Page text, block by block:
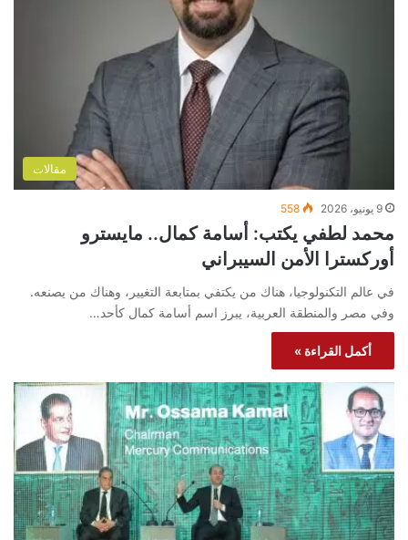
مقالات
9 يونيو، 2026 558
محمد لطفي يكتب: أسامة كمال.. مايسترو
أوركسترا الأمن السيبراني
في عالم التكنولوجيا، هناك من يكتفي بمتابعة التغيير، وهناك من يصنعه.
وفي مصر والمنطقة العربية، يبرز اسم أسامة كمال كأحد…
أكمل القراءة »